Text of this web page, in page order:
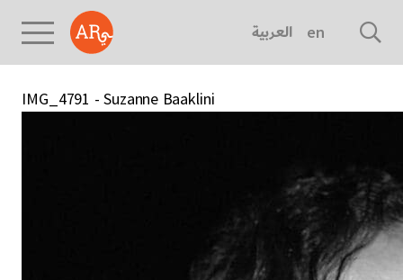
العربية english
IMG_4791 - Suzanne Baaklini